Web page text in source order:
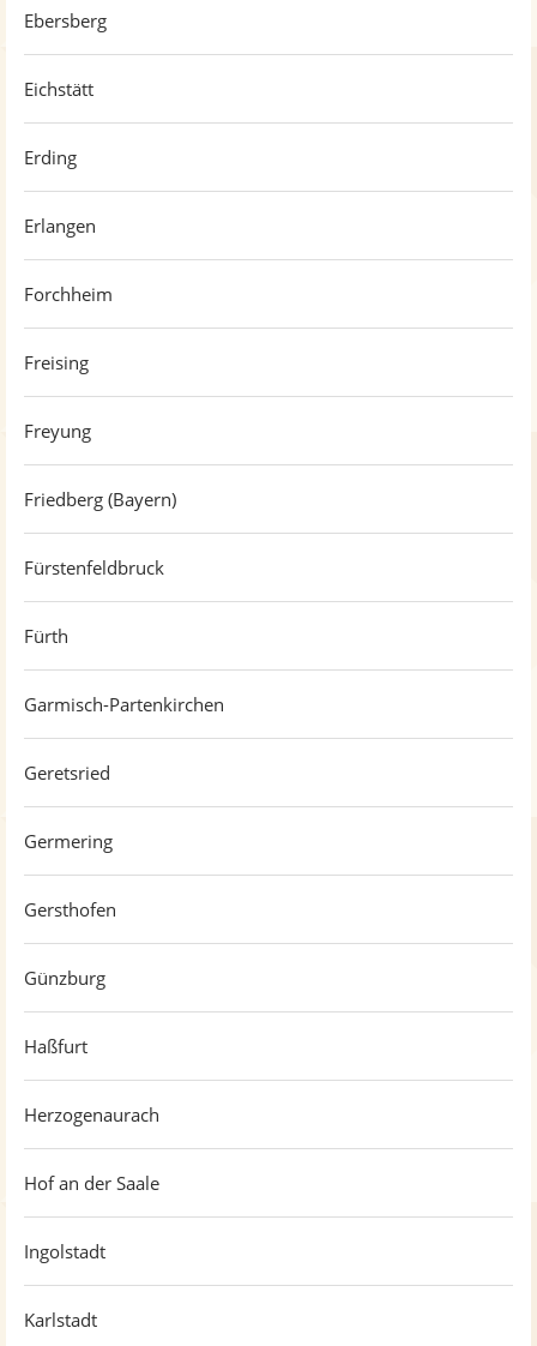
Ebersberg
Eichstätt
Erding
Erlangen
Forchheim
Freising
Freyung
Friedberg (Bayern)
Fürstenfeldbruck
Fürth
Garmisch-Partenkirchen
Geretsried
Germering
Gersthofen
Günzburg
Haßfurt
Herzogenaurach
Hof an der Saale
Ingolstadt
Karlstadt